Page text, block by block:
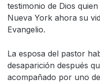
testimonio de Dios
Nueva York ahora su
Evangelio.
La esposa del pastor
desaparición después
acompañado por uno